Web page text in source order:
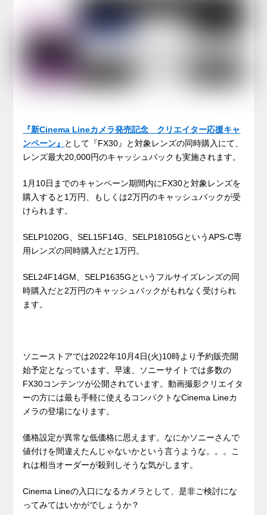
『新Cinema Lineカメラ発売記念 クリエイター応援キャ
ンペーン』 として『FX30』と対象レンズの同時購入にて、
レンズ最大20,000円のキャッシュバックも実施されます。
1月10日までのキャンペーン期間内にFX30と対象レンズを
購入すると1万円、もしくは2万円のキャッシュバックが受
けられます。
SELP1020G、SEL15F14G、SELP18105GというAPS-C専
用レンズの同時購入だと1万円。
SEL24F14GM、SELP1635Gというフルサイズレンズの同
時購入だと2万円のキャッシュバックがもれなく受けられ
ます。
ソニーストアでは2022年10月4日(火)10時より予約販売開
始予定となっています。早速、ソニーサイトでは多数の
FX30コンテンツが公開されています。動画撮影クリエイタ
ーの方には最も手軽に使えるコンパクトなCinema Lineカ
メラの登場になります。
価格設定が異常な低価格に思えます。なにかソニーさんで
値付けを間違えたんじゃないかという言うような。。。こ
れは相当オーダーが殺到しそうな気がします。
Cinema Lineの入口になるカメラとして、是非ご検討にな
ってみてはいかがでしょうか？